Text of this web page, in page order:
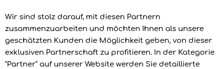
Wir sind stolz darauf, mit diesen Partnern
zusammenzuarbeiten und möchten Ihnen als unsere
geschätzten Kunden die Möglichkeit geben, von dieser
exklusiven Partnerschaft zu profitieren. In der Kategorie
"Partner" auf unserer Website werden Sie detaillierte